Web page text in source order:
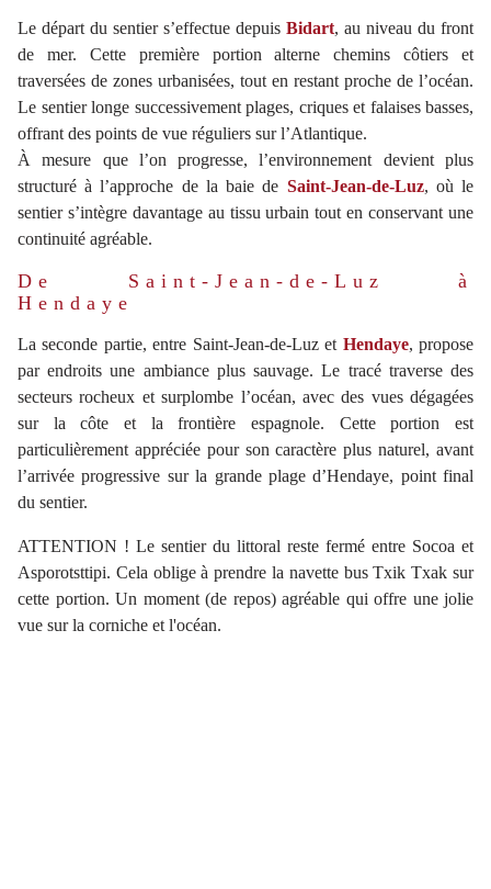
Le départ du sentier s’effectue depuis Bidart, au niveau du front
de mer. Cette première portion alterne chemins côtiers et
traversées de zones urbanisées, tout en restant proche de l’océan.
Le sentier longe successivement plages, criques et falaises basses,
offrant des points de vue réguliers sur l’Atlantique.
À mesure que l’on progresse, l’environnement devient plus
structuré à l’approche de la baie de Saint-Jean-de-Luz, où le
sentier s’intègre davantage au tissu urbain tout en conservant une
continuité agréable.
De Saint-Jean-de-Luz à
Hendaye
La seconde partie, entre Saint-Jean-de-Luz et Hendaye, propose
par endroits une ambiance plus sauvage. Le tracé traverse des
secteurs rocheux et surplombe l’océan, avec des vues dégagées
sur la côte et la frontière espagnole. Cette portion est
particulièrement appréciée pour son caractère plus naturel, avant
l’arrivée progressive sur la grande plage d’Hendaye, point final
du sentier.
ATTENTION ! Le sentier du littoral reste fermé entre Socoa et
Asporotsttipi. Cela oblige à prendre la navette bus Txik Txak sur
cette portion. Un moment (de repos) agréable qui offre une jolie
vue sur la corniche et l'océan.